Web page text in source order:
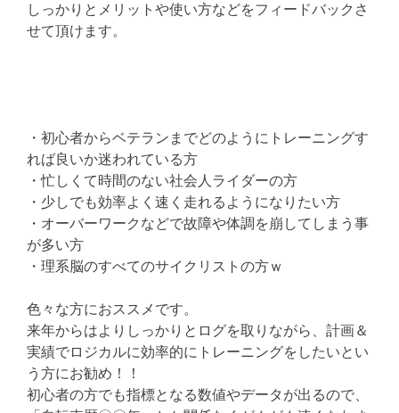
しっかりとメリットや使い方などをフィードバックさ
せて頂けます。
・初心者からベテランまでどのようにトレーニングす
れば良いか迷われている方
・忙しくて時間のない社会人ライダーの方
・少しでも効率よく速く走れるようになりたい方
・オーバーワークなどで故障や体調を崩してしまう事
が多い方
・理系脳のすべてのサイクリストの方ｗ
色々な方におススメです。
来年からはよりしっかりとログを取りながら、計画＆
実績でロジカルに効率的にトレーニングをしたいとい
う方にお勧め！！
初心者の方でも指標となる数値やデータが出るので、